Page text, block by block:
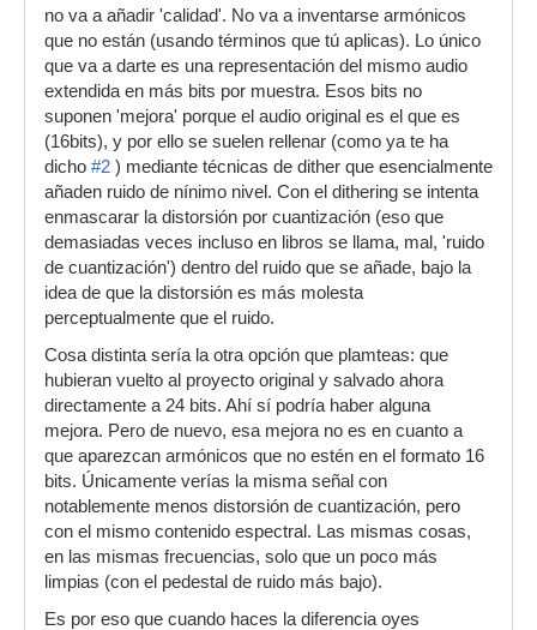
no va a añadir 'calidad'. No va a inventarse armónicos
que no están (usando términos que tú aplicas). Lo único
que va a darte es una representación del mismo audio
extendida en más bits por muestra. Esos bits no
suponen 'mejora' porque el audio original es el que es
(16bits), y por ello se suelen rellenar (como ya te ha
dicho #2 ) mediante técnicas de dither que esencialmente
añaden ruido de nínimo nivel. Con el dithering se intenta
enmascarar la distorsión por cuantización (eso que
demasiadas veces incluso en libros se llama, mal, 'ruido
de cuantización') dentro del ruido que se añade, bajo la
idea de que la distorsión es más molesta
perceptualmente que el ruido.
Cosa distinta sería la otra opción que plamteas: que
hubieran vuelto al proyecto original y salvado ahora
directamente a 24 bits. Ahí sí podría haber alguna
mejora. Pero de nuevo, esa mejora no es en cuanto a
que aparezcan armónicos que no estén en el formato 16
bits. Únicamente verías la misma señal con
notablemente menos distorsión de cuantización, pero
con el mismo contenido espectral. Las mismas cosas,
en las mismas frecuencias, solo que un poco más
limpias (con el pedestal de ruido más bajo).
Es por eso que cuando haces la diferencia oyes